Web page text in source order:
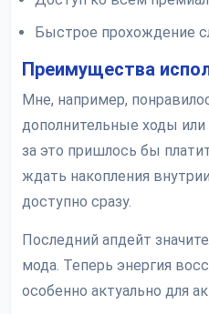
Быстрое прохождение
Преимущества
Мне, например,
дополнительные ходы
за это пришлось бы
ждать накопления
доступно сразу.
Последний апдейт
мода. Теперь энергия
особенно актуально для